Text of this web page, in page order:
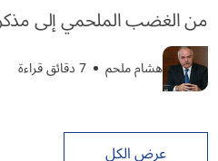
من الغضب الملحمي إلى
هشام ملحم 7 دقائق قراءة
عرض الكل